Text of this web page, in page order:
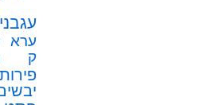
ערא
ק
פירות